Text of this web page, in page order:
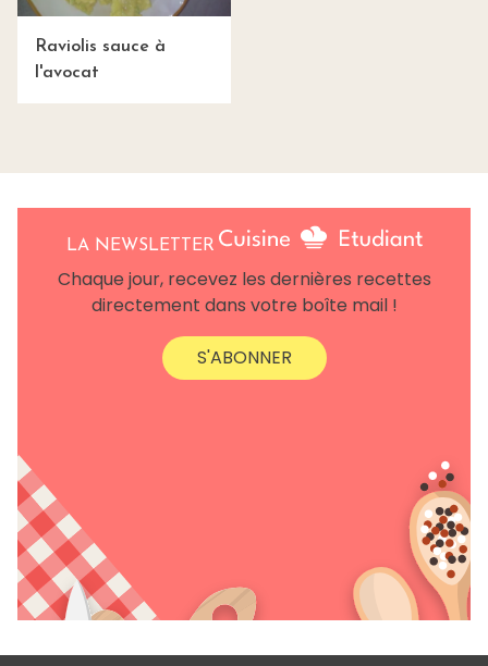
Raviolis sauce à
l'avocat
LA NEWSLETTER
Chaque jour, recevez les dernières recettes
directement dans votre boîte mail !
S'ABONNER